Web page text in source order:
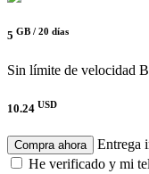
5 GB / 20 días
Sin límite de velocidad
10.24 USD
Compra ahora
Entrega
He verificado y mi